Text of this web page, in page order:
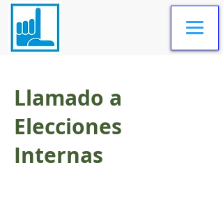
Llamado a
Elecciones
Internas